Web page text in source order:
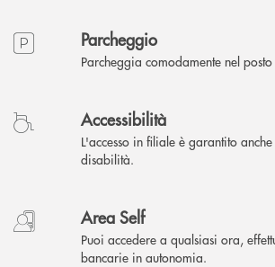
Parcheggio
Parcheggia comodamente nel
Accessibilità
L'accesso in filiale è garantito
disabilità.
Area Self
Puoi accedere a qualsiasi ora,
bancarie in autonomia.